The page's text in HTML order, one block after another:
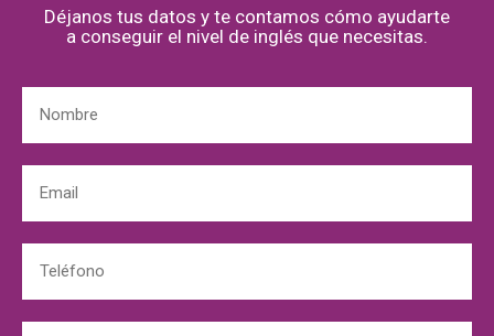
Déjanos tus datos y te contamos cómo ayudarte
a conseguir el nivel de inglés que necesitas.